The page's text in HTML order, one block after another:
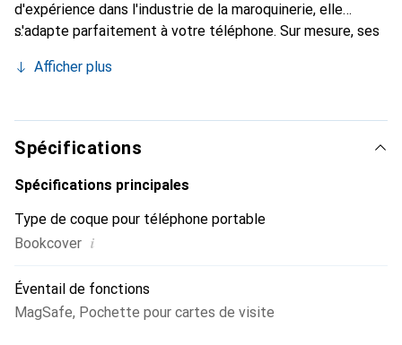
d'expérience dans l'industrie de la maroquinerie, elle
s'adapte parfaitement à votre téléphone. Sur mesure, ses
peau. Elle devient l'accessoire chic et indispensable pour
internationalement pour ses produits de haute qualité et
constitue un choix fiable pour une clientèle exigeante.
Afficher plus
Spécifications
Spécifications principales
Type de coque pour téléphone portable
Bookcover i
Éventail de fonctions
MagSafe, Pochette pour cartes de visite